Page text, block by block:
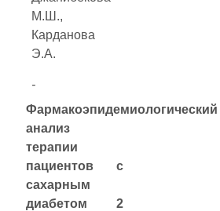
М.Ш.,
Карданова
Э.А.
-
Фармакоэпидемиологический
анализ
терапии
пациентов с
сахарным
диабетом 2